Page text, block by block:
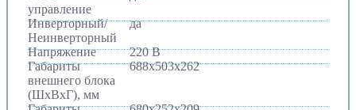
управление
Инверторный/
Неинверторный
да
Напряжение
220 В
Габариты
внешнего блока
(ШхВхГ), мм
688х503х262